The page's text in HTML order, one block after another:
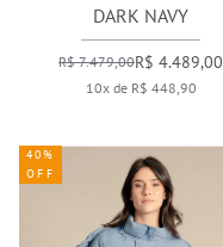
DARK NAVY
R$ 7.479,00R$ 4.489,00
10x de R$ 448,90
40%
OFF